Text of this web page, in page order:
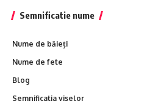
Semnificatie nume
Nume de băieți
Nume de fete
Blog
Semnificatia viselor